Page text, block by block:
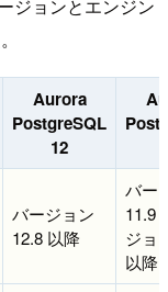
ジョンとエンジン
Aurora
PostgreSQL
12
バージョン
12.8 以降
バー
11.9
ジョ
以降